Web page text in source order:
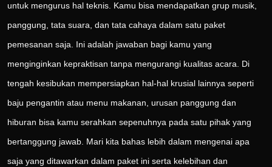
untuk mengurus hal teknis. Kamu bisa mendapatkan grup musik,
panggung, tata suara, dan tata cahaya dalam satu paket
pemesanan saja. Ini adalah jawaban bagi kamu yang
menginginkan kepraktisan tanpa mengurangi kualitas acara. Di
tengah kesibukan mempersiapkan hal-hal krusial lainnya seperti
baju pengantin atau menu makanan, urusan panggung dan
hiburan bisa kamu serahkan sepenuhnya pada satu pihak yang
bertanggung jawab. Mari kita bahas lebih dalam mengenai apa
saja yang ditawarkan dalam paket ini serta kelebihan dan